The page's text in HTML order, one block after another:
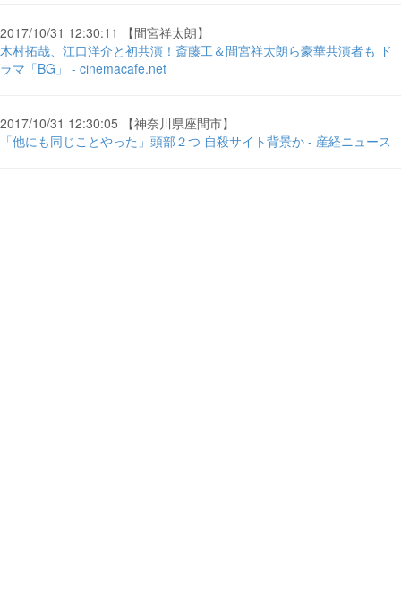
2017/10/31 12:30:11 【間宮祥太朗】
木村拓哉、江口洋介と初共演！斎藤工＆間宮祥太朗ら豪華共演者も ド
ラマ「BG」 - cinemacafe.net
2017/10/31 12:30:05 【神奈川県座間市】
「他にも同じことやった」頭部２つ 自殺サイト背景か - 産経ニュース